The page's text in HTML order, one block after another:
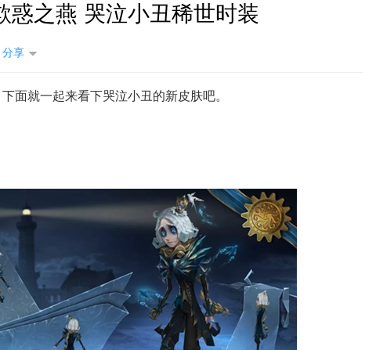
惑之燕 哭泣小丑稀世时装
分享
面就一起来看下哭泣小丑的新皮肤吧。